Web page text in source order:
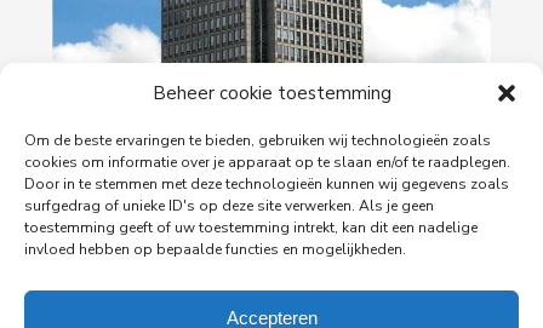
Beheer cookie toestemming
Om de beste ervaringen te bieden, gebruiken wij technologieën zoals
cookies om informatie over je apparaat op te slaan en/of te raadplegen.
Door in te stemmen met deze technologieën kunnen wij gegevens zoals
surfgedrag of unieke ID's op deze site verwerken. Als je geen
toestemming geeft of uw toestemming intrekt, kan dit een nadelige
invloed hebben op bepaalde functies en mogelijkheden.
Accepteren
PingProperties verhuist haar hoofdkantoor naar
de Rembrandttoren in Amsterdam
PingProperties heeft haar hoofdkantoor gevestigd
in de Rembrandttoren (Rembrandt Tower), het
Amsterdam.